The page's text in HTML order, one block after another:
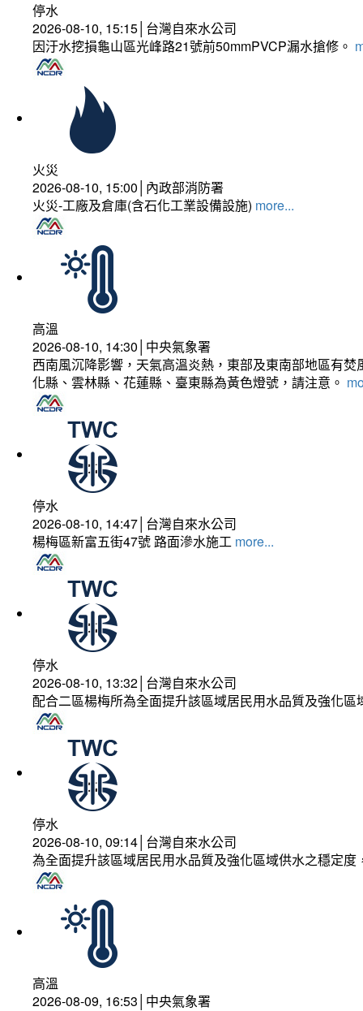
停水
2026-08-10, 15:15│台灣自來水公司
因汙水挖損龜山區光峰路21號前50mmPVCP漏水搶修。
火災
2026-08-10, 15:00│內政部消防署
火災-工廠及倉庫(含石化工業設備設施) more...
高溫
2026-08-10, 14:30│中央氣象署
西南風沉降影響，天氣高溫炎熱，東部及東南部地區有
化縣、雲林縣、花蓮縣、臺東縣為黃色燈號，請注意。
停水
2026-08-10, 14:47│台灣自來水公司
楊梅區新富五街47號 路面滲水施工 more...
停水
2026-08-10, 13:32│台灣自來水公司
配合二區楊梅所為全面提升該區域居民用水品質及強化
停水
2026-08-10, 09:14│台灣自來水公司
為全面提升該區域居民用水品質及強化區域供水之穩定
高溫
2026-08-09, 16:53│中央氣象署